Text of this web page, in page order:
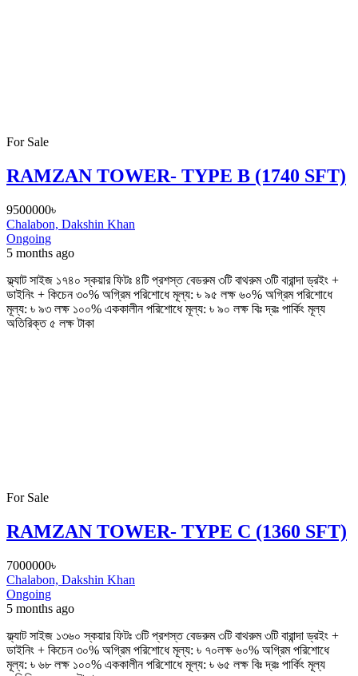
For Sale
RAMZAN TOWER- TYPE B (1740 SFT)
9500000৳
Chalabon, Dakshin Khan
Ongoing
5 months ago
ফ্ল্যাট সাইজ ১৭৪০ স্কয়ার ফিটঃ ৪টি প্রশস্ত বেডরুম ৩টি বাথরুম ৩টি বারান্দা ড্রইং +
ডাইনিং + কিচেন ৩০% অগ্রিম পরিশোধে মূল্য: ৳ ৯৫ লক্ষ ৬০% অগ্রিম পরিশোধে
মূল্য: ৳ ৯৩ লক্ষ ১০০% এককালীন পরিশোধে মূল্য: ৳ ৯০ লক্ষ বিঃ দ্রঃ পার্কিং মূল্য
অতিরিক্ত ৫ লক্ষ টাকা
For Sale
RAMZAN TOWER- TYPE C (1360 SFT)
7000000৳
Chalabon, Dakshin Khan
Ongoing
5 months ago
ফ্ল্যাট সাইজ ১৩৬০ স্কয়ার ফিটঃ ৩টি প্রশস্ত বেডরুম ৩টি বাথরুম ৩টি বারান্দা ড্রইং +
ডাইনিং + কিচেন ৩০% অগ্রিম পরিশোধে মূল্য: ৳ ৭০লক্ষ ৬০% অগ্রিম পরিশোধে
মূল্য: ৳ ৬৮ লক্ষ ১০০% এককালীন পরিশোধে মূল্য: ৳ ৬৫ লক্ষ বিঃ দ্রঃ পার্কিং মূল্য